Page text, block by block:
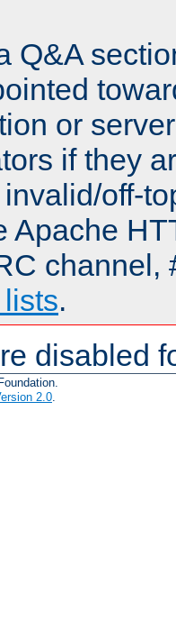
Q&A
or
if they
off-
Apache
channel,
.
disabled
2.0.